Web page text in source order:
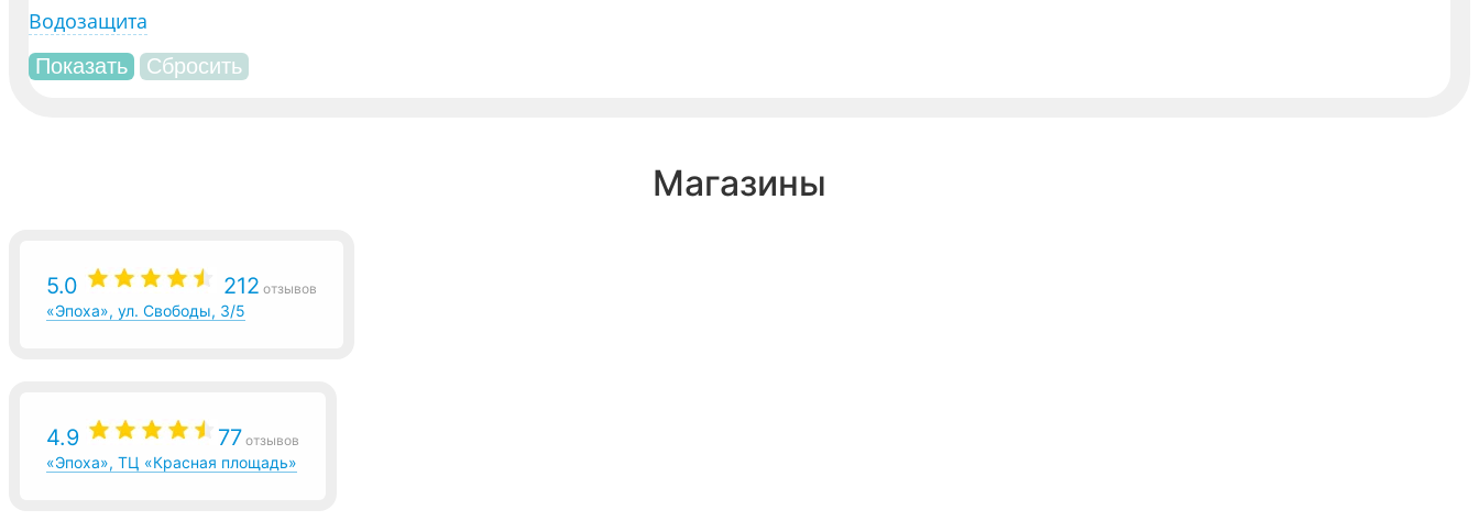
Водозащита
Магазины
5.0 212 отзывов
«Эпоха», ул. Свободы, 3/5
4.9 77 отзывов
«Эпоха», ТЦ «Красная площадь»